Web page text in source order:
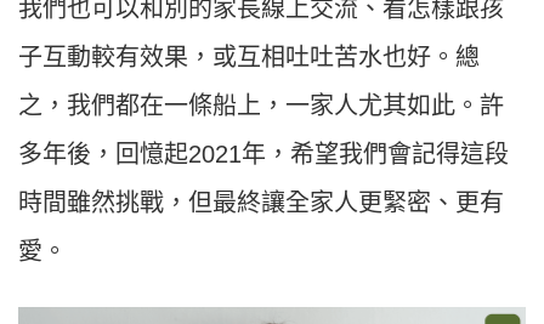
我們也可以和別的家長線上交流、看怎樣跟孩
子互動較有效果，或互相吐吐苦水也好。總
之，我們都在一條船上，一家人尤其如此。許
多年後，回憶起2021年，希望我們會記得這段
時間雖然挑戰，但最終讓全家人更緊密、更有
愛。​